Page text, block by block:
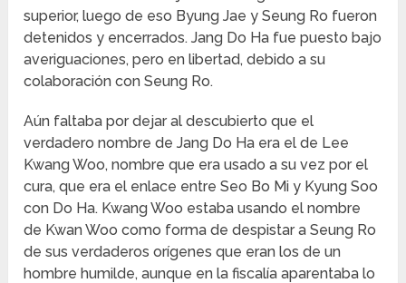
superior, luego de eso Byung Jae y Seung Ro fueron
detenidos y encerrados. Jang Do Ha fue puesto bajo
averiguaciones, pero en libertad, debido a su
colaboración con Seung Ro.
Aún faltaba por dejar al descubierto que el
verdadero nombre de Jang Do Ha era el de Lee
Kwang Woo, nombre que era usado a su vez por el
cura, que era el enlace entre Seo Bo Mi y Kyung Soo
con Do Ha. Kwang Woo estaba usando el nombre
de Kwan Woo como forma de despistar a Seung Ro
de sus verdaderos orígenes que eran los de un
hombre humilde, aunque en la fiscalía aparentaba lo